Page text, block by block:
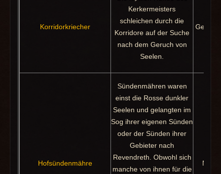
Korridorkriecher
Kerkermeisters
schleichen durch die
Korridore auf der Suche
nach dem Geruch von
Seelen.
Hofsündenmähre
Sündenmähren waren
einst die Rosse dunkler
Seelen und gelangten im
Sog ihrer eigenen Sünden
oder der Sünden ihrer
Gebieter nach
Revendreth. Obwohl sich
manche von ihnen für die